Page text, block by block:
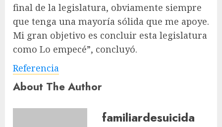
final de la legislatura, obviamente siempre
que tenga una mayoría sólida que me apoye.
Mi gran objetivo es concluir esta legislatura
como Lo empecé”, concluyó.
Referencia
About The Author
familiardesuicida